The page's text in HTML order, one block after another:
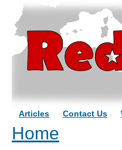
Articles Contact Us
You are here
Home